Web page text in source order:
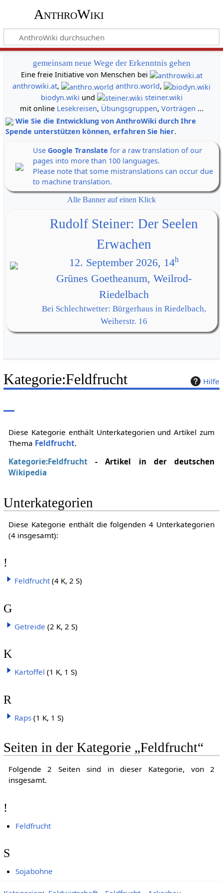
AnthroWiki
gemeinsam neue Wege der Erkenntnis gehen
Eine freie Initiative von Menschen bei
anthrowiki.at, anthro.world,
biodyn.wiki und
steiner.wiki
mit online Lesekreisen, Übungsgruppen, Vorträgen ...
Wie Sie die Entwicklung von AnthroWiki durch Ihre
Spende unterstützen können, erfahren Sie hier.
Use Google Translate for a raw translation of our
pages into more than 100 languages.
Please note that some mistranslations can occur due
to machine translation.
Alle Banner auf einen Klick
Rudolf Steiner: Der Seelen
Erwachen
12. September 2026, 14h
Grünes Goetheanum, Weilrod-
Riedelbach
Bei Schlechtwetter: Bürgerhaus in Riedelbach,
Weiherstr. 16
Hilfe
Kategorie:Feldfrucht
Diese Kategorie enthält Unterkategorien und Artikel zum
Thema Feldfrucht.
Kategorie:Feldfrucht - Artikel in der deutschen
Wikipedia
Unterkategorien
Diese Kategorie enthält die folgenden 4 Unterkategorien
(4 insgesamt):
!
Feldfrucht (4 K, 2 S)
G
Getreide (2 K, 2 S)
K
Kartoffel (1 K, 1 S)
R
Raps (1 K, 1 S)
Seiten in der Kategorie „Feldfrucht“
Folgende 2 Seiten sind in dieser Kategorie, von 2
insgesamt.
!
Feldfrucht
S
Sojabohne